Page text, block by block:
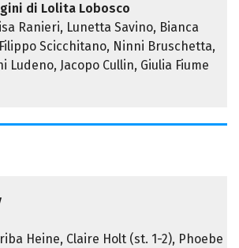
di Lolita Lobosco
Ranieri, Lunetta Savino, Bianca
Scicchitano, Ninni Bruschetta,
Ludeno, Jacopo Cullin, Giulia Fiume
Heine, Claire Holt (st. 1-2), Phoebe